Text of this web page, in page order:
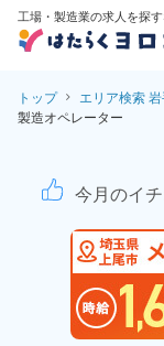
工場・製造業の求人を探
トップ エリア検索
製造オペレーター
抗生剤
今月のイ